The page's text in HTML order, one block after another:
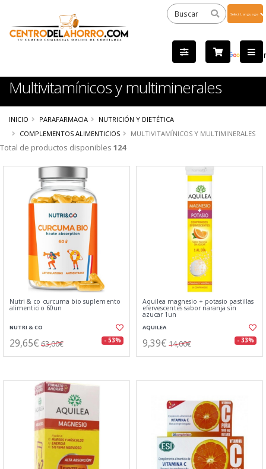
by
Multivitamínicos y multiminerales
INICIO PARAFARMACIA
NUTRICIÓN Y DIETÉTICA
COMPLEMENTOS ALIMENTICIOS
MULTIVITAMÍNICOS Y MULTIMINERALES
Total de productos disponibles 124
Nutri & co curcuma bio suplemento
alimenticio 60un
NUTRI & CO
29,65€ 63,00€ - 53%
Aquilea magnesio + potasio pastillas
efervescentes sabor naranja sin
azucar 1un
AQUILEA
9,39€ 14,00€ - 33%